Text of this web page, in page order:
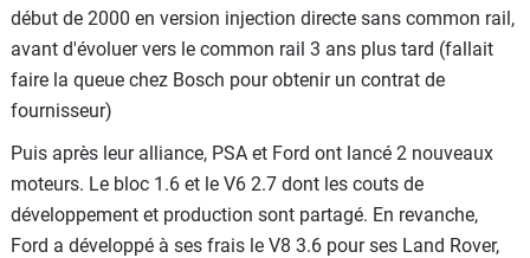
début de 2000 en version injection directe sans common rail,
avant d'évoluer vers le common rail 3 ans plus tard (fallait
faire la queue chez Bosch pour obtenir un contrat de
fournisseur)
Puis après leur alliance, PSA et Ford ont lancé 2 nouveaux
moteurs. Le bloc 1.6 et le V6 2.7 dont les couts de
développement et production sont partagé. En revanche,
Ford a développé à ses frais le V8 3.6 pour ses Land Rover,